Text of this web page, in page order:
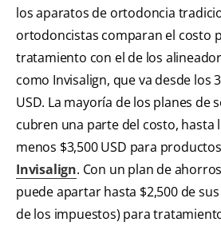
los aparatos de ortodoncia
ortodoncistas comparan el costo
tratamiento con el de los
como Invisalign, que va desde los
USD. La mayoría de los planes de
cubren una parte del costo, hasta
menos $3,500 USD para
Invisalign. Con un plan de
puede apartar hasta $2,500 de
de los impuestos) para